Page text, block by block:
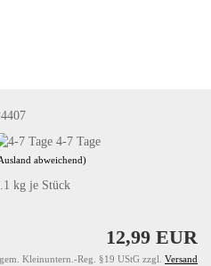
4-7 Tage
abweichend)
kg je Stück
12,99 EUR
Kleinuntern.-Reg. §19 UStG zzgl. Versand